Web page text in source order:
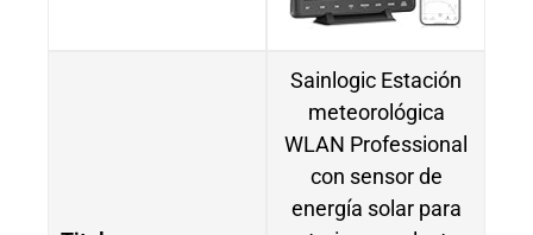
Sainlogic Estación
meteorológica
WLAN Professional
con sensor de
energía solar para